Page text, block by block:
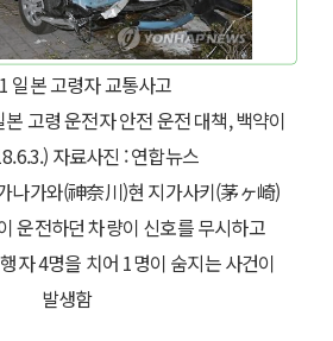
일본 고령자 교통사고
고령 운전자 안전 운전 대책, 백약이
자료사진 : 연합뉴스
나가와(神奈川)현 지가사키(茅ヶ崎)
운전하던 차량이 신호를 무시하고
자 4명을 치어 1명이 숨지는 사건이
발생함